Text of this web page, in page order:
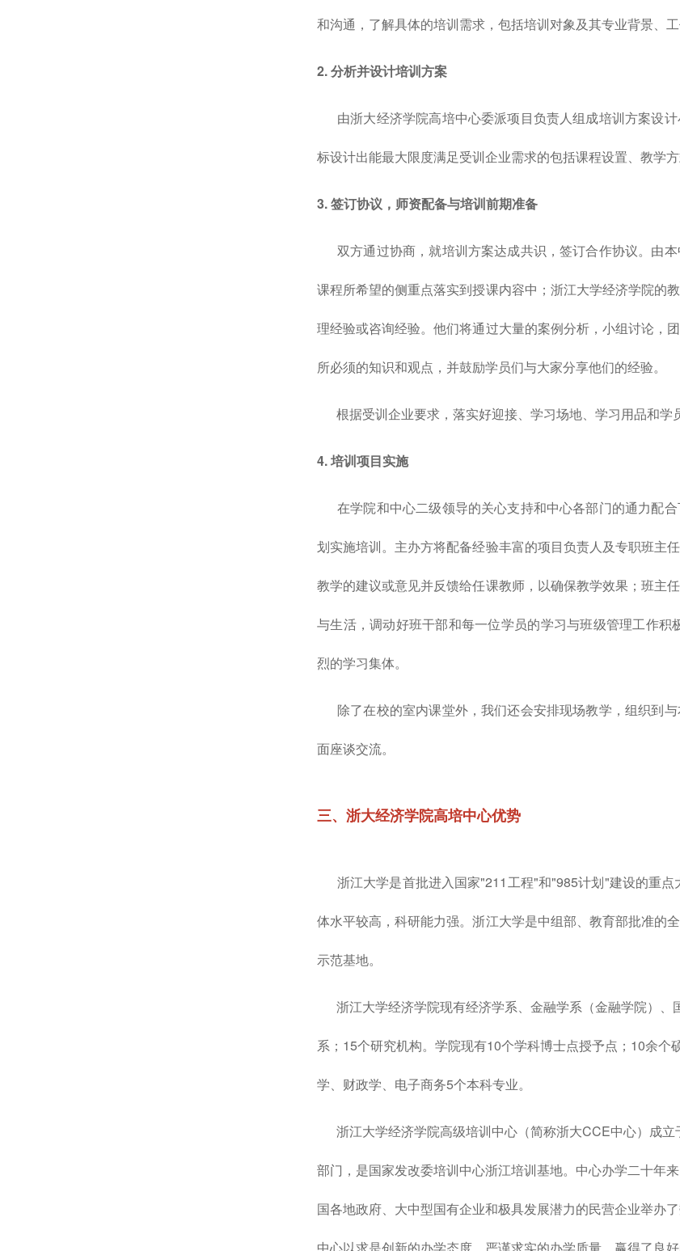
和沟通，了解具体的培训需求，包括培训对象及其专业背景、
2. 分析并设计培训方案
由浙大经济学院高培中心委派项目负责人组成培训方案设
标设计出能最大限度满足受训企业需求的包括课程设置、教学
3. 签订协议，师资配备与培训前期准备
双方通过协商，就培训方案达成共识，签订合作协议。由
课程所希望的侧重点落实到授课内容中；浙江大学经济学院的
理经验或咨询经验。他们将通过大量的案例分析，小组讨论，
所必须的知识和观点，并鼓励学员们与大家分享他们的经验。
根据受训企业要求，落实好迎接、学习场地、学习用品和学
4. 培训项目实施
在学院和中心二级领导的关心支持和中心各部门的通力配
划实施培训。主办方将配备经验丰富的项目负责人及专职班主
教学的建议或意见并反馈给任课教师，以确保教学效果；班主
与生活，调动好班干部和每一位学员的学习与班级管理工作
烈的学习集体。
除了在校的室内课堂外，我们还会安排现场教学，组织到
面座谈交流。
三、浙大经济学院高培中心优势
浙江大学是首批进入国家"211工程"和"985计划"建设的重点
体水平较高，科研能力强。浙江大学是中组部、教育部批准的
示范基地。
浙江大学经济学院现有经济学系、金融学系（金融学院）、
系；15个研究机构。学院现有10个学科博士点授予点；10余
学、财政学、电子商务5个本科专业。
浙江大学经济学院高级培训中心（简称浙大CCE中心）成
部门，是国家发改委培训中心浙江培训基地。中心办学二十年
国各地政府、大中型国有企业和极具发展潜力的民营企业举办